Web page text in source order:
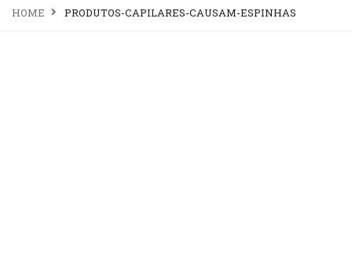
HOME PRODUTOS-CAPILARES-CAUSAM-ESPINHAS